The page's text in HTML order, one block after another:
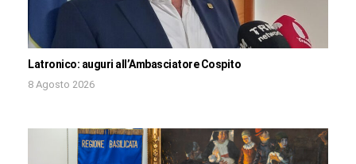
Latronico: auguri all’Ambasciatore Cospito
8 Agosto 2026